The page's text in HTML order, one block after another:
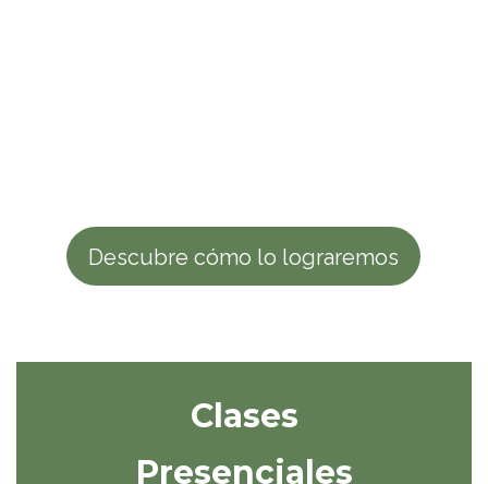
Descubre cómo lo lograremos
Clases
Presenciales